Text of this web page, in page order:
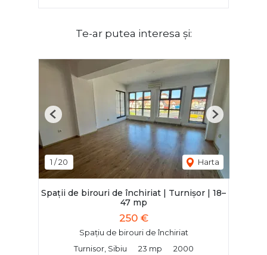
Te-ar putea interesa și:
1 /20 Harta
Previous Next
Spații de birouri de închiriat | Turnișor | 18–
47 mp
250 €
Spațiu de birouri de închiriat
Turnisor, Sibiu
23 mp 2000